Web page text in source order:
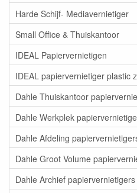
Harde Schijf- Mediavernietiger
Small Office & Thuiskantoor
IDEAL Papiervernietigen
IDEAL papiervernietiger plastic
Dahle Thuiskantoor
Dahle Werkplek
Dahle Afdeling
Dahle Groot Volume
Dahle Archief papiervernietigers